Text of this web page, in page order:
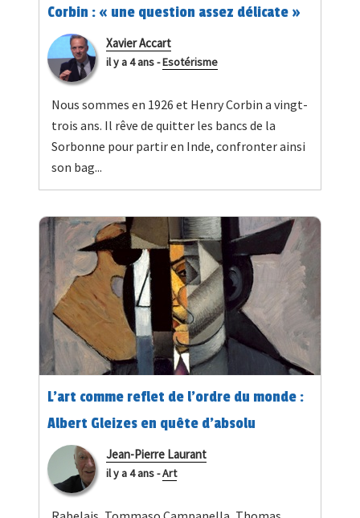
Corbin : « une question assez délicate »
Xavier Accart
il y a 4 ans-Esotérisme
Nous sommes en 1926 et Henry Corbin a vingt-
trois ans. Il rêve de quitter les bancs de la
Sorbonne pour partir en Inde, confronter ainsi
son bag...
L’art comme reflet de l’ordre du monde :
Albert Gleizes en quête d’absolu
Jean-Pierre Laurant
il y a 4 ans-Art